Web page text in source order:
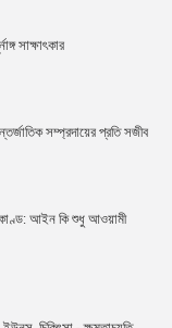
সাক্ষাৎকার
সম্প্রদায়ের প্রতি সজীব
আইন কি শুধু আওয়ামী